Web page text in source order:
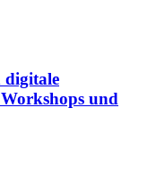
digitale
und